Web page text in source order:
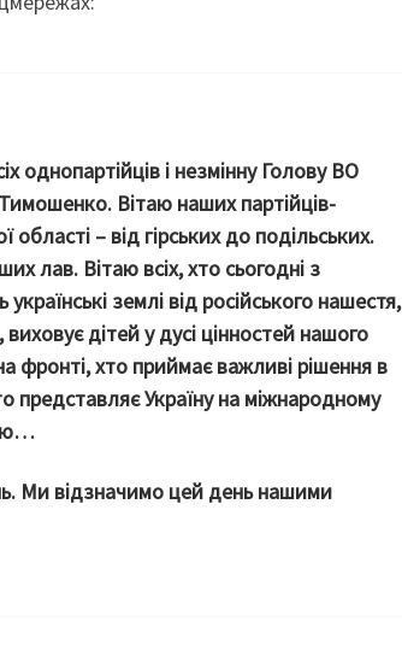
однопартійців і незмінну Голову ВО
Вітаю наших партійців-
області – від гірських до подільських.
лав. Вітаю всіх, хто сьогодні з
землі від російського нашестя,
дітей у дусі цінностей нашого
фронті, хто приймає важливі рішення в
представляє Україну на міжнародному
Ми відзначимо цей день нашими